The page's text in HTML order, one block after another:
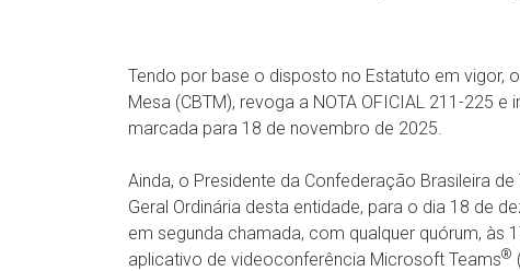
Tendo por base o disposto no Estatuto em vigor,
Mesa (CBTM), revoga a NOTA OFICIAL 211-225
marcada para 18 de novembro de 2025.
Ainda, o Presidente da Confederação Brasileira
Geral Ordinária desta entidade, para o dia 18 de
em segunda chamada, com qualquer quórum, às
aplicativo de videoconferência Microsoft Teams®